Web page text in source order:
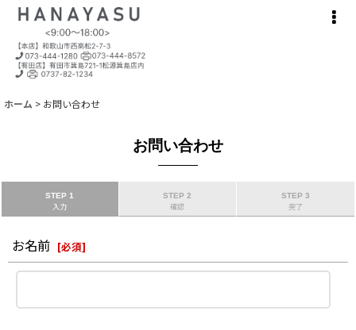
ホーム > お問い合わせ
お問い合わせ
STEP 1
入力
STEP 2
確認
STEP 3
完了
お名前 [必須]